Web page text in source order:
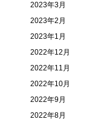
2023年3月
2023年2月
2023年1月
2022年12月
2022年11月
2022年10月
2022年9月
2022年8月